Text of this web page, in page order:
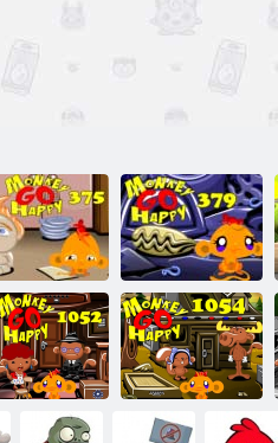
Monkey Go
Mutlu Aşama
375
Monkey Go
Mutlu Aşama
379